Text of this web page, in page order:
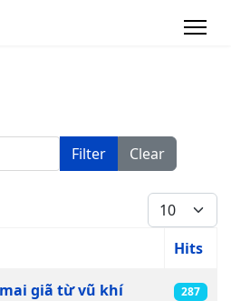
Filter Clear
Display #
Hits
giã từ vũ khí
287